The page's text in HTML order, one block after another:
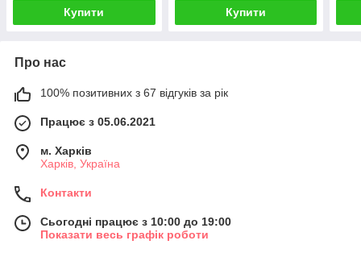
Купити Купити
Про нас
100% позитивних з 67 відгуків за рік
Працює з 05.06.2021
м. Харків
Харків, Україна
Контакти
Сьогодні працює з 10:00 до 19:00
Показати весь графік роботи